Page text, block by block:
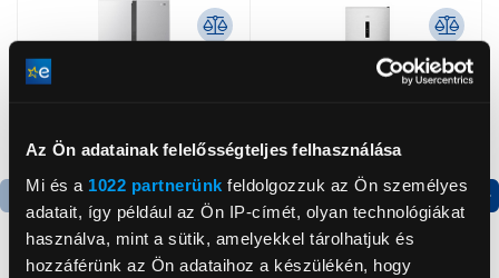
Az Ön adatainak felelősségteljes felhasználása
Mi és a 1022 partnerünk feldolgozzuk az Ön személyes
adatait, így például az Ön IP-címét, olyan technológiákat
használva, mint a sütik, amelyekkel tárolhatjuk és
hozzáférünk az Ön adataihoz a készülékén, hogy
Termék adatlap